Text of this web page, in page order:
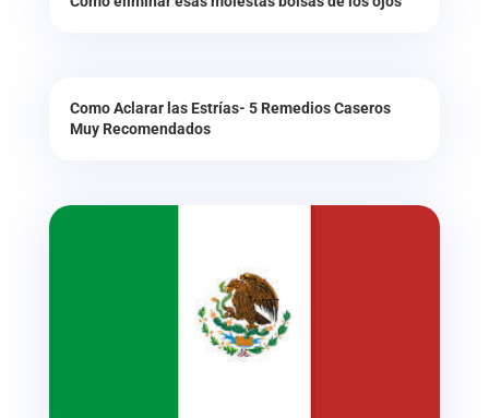
Como Aclarar las Estrías- 5 Remedios Caseros
Muy Recomendados